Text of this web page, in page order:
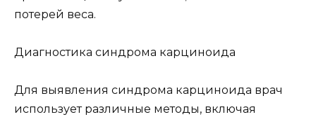
потерей веса.
Диагностика синдрома карциноида
Для выявления синдрома карциноида врач
использует различные методы, включая